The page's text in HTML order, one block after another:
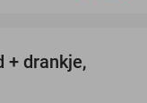
+ drankje,